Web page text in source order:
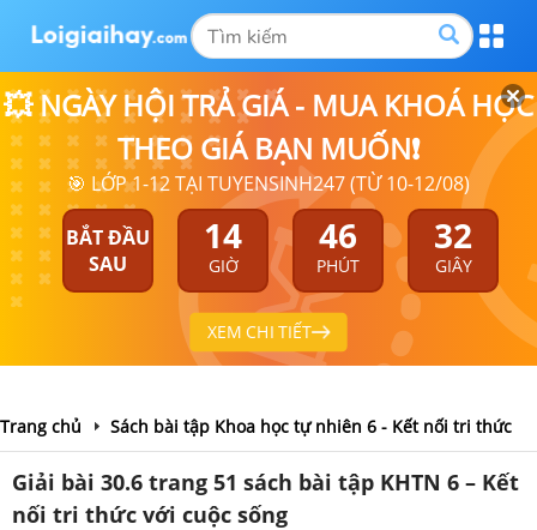
💥 NGÀY HỘI TRẢ GIÁ - MUA KHOÁ HỌC
THEO GIÁ BẠN MUỐN❗
🎯 LỚP 1-12 TẠI TUYENSINH247 (TỪ 10-12/08)
BẮT ĐẦU
SAU
14
GIỜ
46
PHÚT
31
GIÂY
XEM CHI TIẾT
Trang chủ Sách bài tập Khoa học tự nhiên 6 - Kết nối tri thức
Giải bài 30.6 trang 51 sách bài tập KHTN 6 – Kết
nối tri thức với cuộc sống